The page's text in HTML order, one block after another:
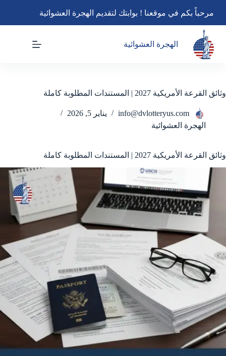
المحتوى
مرحباً بكم في موقعنا ! بوابتك لتقديم الهجرة العشوائية
الهجرة العشوائية
وثائق القرعة الأمريكية 2027 | المستندات المطلوبة كاملة
info@dvlotteryus.com
يناير 5, 2026
الهجرة العشوائية
وثائق القرعة الأمريكية 2027 | المستندات المطلوبة كاملة